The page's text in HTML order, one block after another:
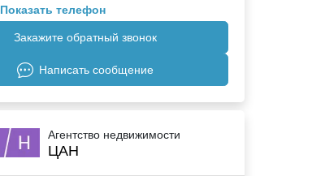
Показать телефон
Закажите обратный звонок
Написать сообщение
Агентство недвижимости
ЦАН